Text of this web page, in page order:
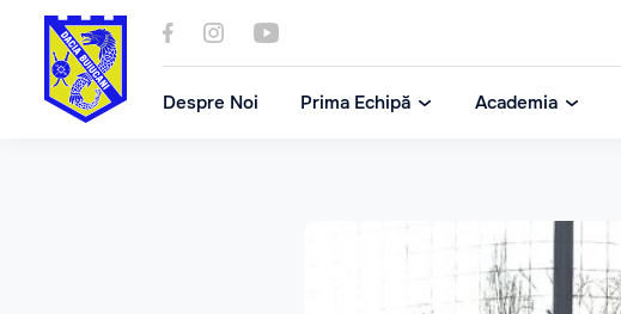
Despre Noi Prima Echipă Academia